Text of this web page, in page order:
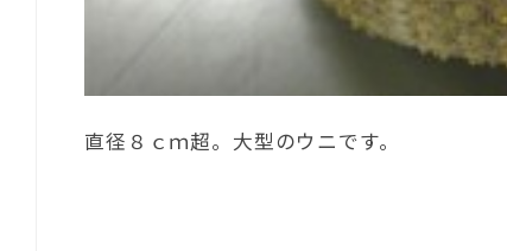
直径８ｃｍ超。大型のウニです。